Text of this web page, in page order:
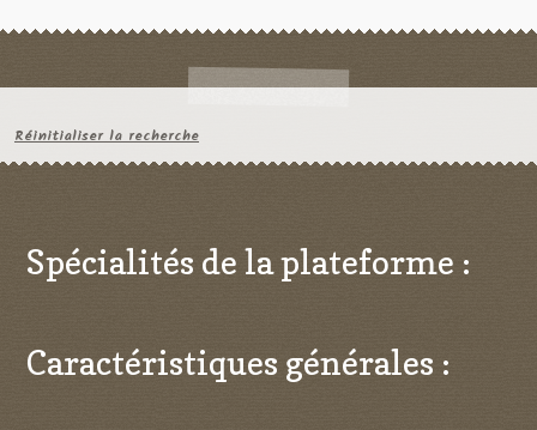
Réinitialiser la recherche
Spécialités de la plateforme :
Caractéristiques générales :